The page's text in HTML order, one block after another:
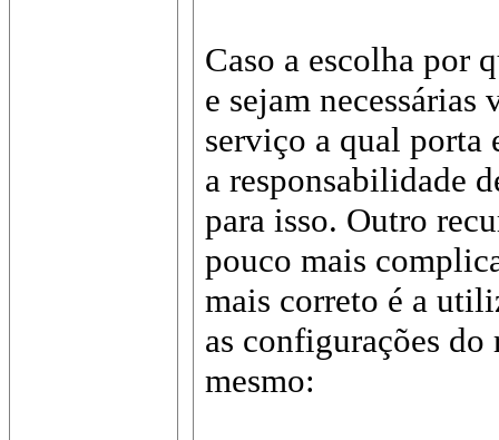
Caso a escolha por
e sejam
serviço a qual porta
a responsabilidade
para isso. Outro
pouco mais
mais correto é a
as configurações
mesmo: